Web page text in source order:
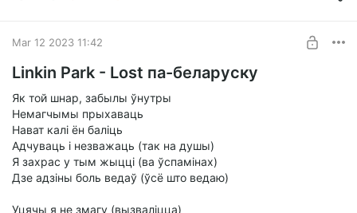
Mar 12 2023 11:42
Linkin Park - Lost па-беларуску
Як той шнар, забылы ўнутры
Немагчымы прыхаваць
Нават калі ён баліць
Адчуваць і незважаць (так на душы)
Я захрас у тым жыцці (ва ўспамінах)
Дзе адзіны боль ведаў (ўсё што ведаю)
Уцячы я не змагу (вызваліцца)